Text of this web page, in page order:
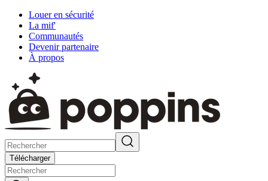
Louer en sécurité
La mif'
Communautés
Devenir partenaire
À propos
Télécharger